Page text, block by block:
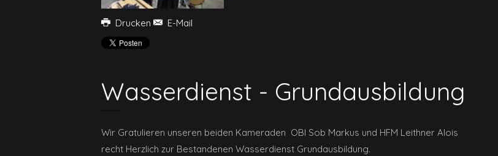
Drucken E-Mail
Wasserdienst - Grundausbildung
Wir Gratulieren unseren beiden Kameraden OBI Sob Markus und HFM Leithner Alois
recht Herzlich zur Bestandenen Wasserdienst Grundausbildung.